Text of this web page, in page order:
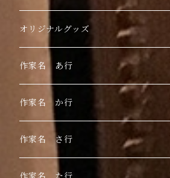
オリジナルグッズ
作家名 あ行
伊豫田晃一
浅野サキ
飴屋晶貴
作家名 か行
黒木美都子
勝田麻子
作家名 さ行
関野栄美